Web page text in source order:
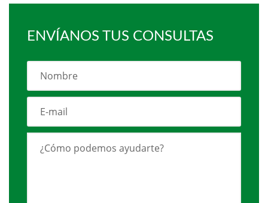
ENVÍANOS TUS CONSULTAS